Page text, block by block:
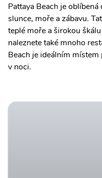
Pattaya Beach je
slunce, moře a zábavu.
teplé moře a širokou
naleznete také mnoho
Beach je ideálním
v noci.